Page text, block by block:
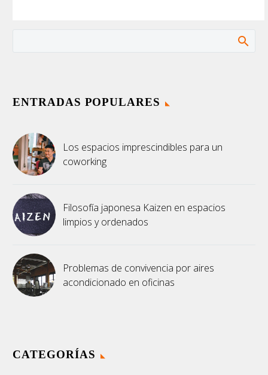
ENTRADAS POPULARES
Los espacios imprescindibles para un
coworking
Filosofía japonesa Kaizen en espacios
limpios y ordenados
Problemas de convivencia por aires
acondicionado en oficinas
CATEGORÍAS